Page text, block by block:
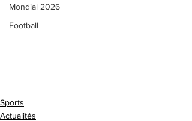
Mondial 2026
Football
Sports
Actualités